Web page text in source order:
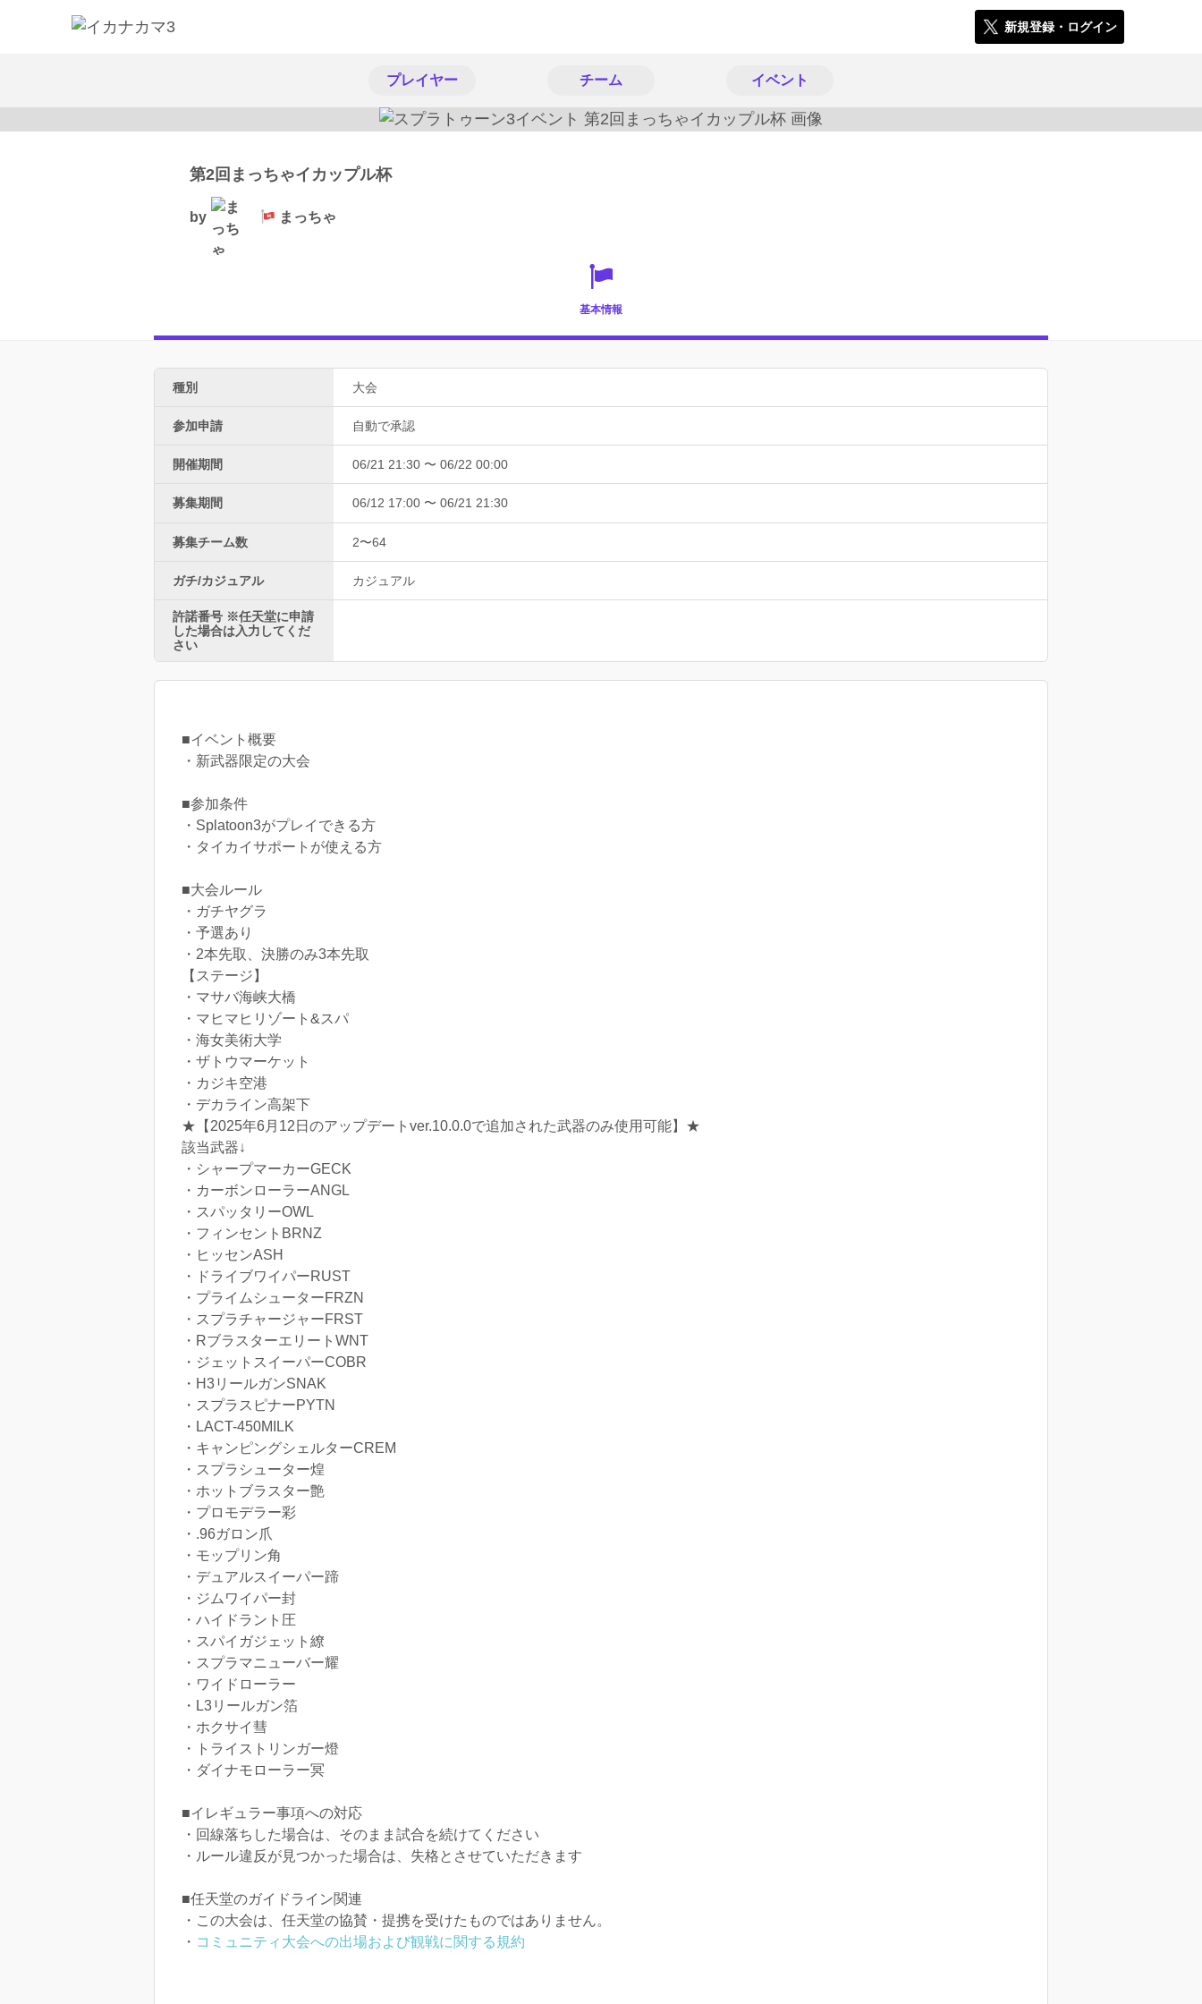
新規登録・ログイン
プレイヤー チーム イベント
第2回まっちゃイカップル杯
by まっちゃ
基本情報
種別 大会
参加申請 自動で承認
開催期間 06/21 21:30 〜 06/22 00:00
募集期間 06/12 17:00 〜 06/21 21:30
募集チーム数 2〜64
ガチ/カジュアル カジュアル
許諾番号 ※任天堂に申請
した場合は入力してくだ
さい
■イベント概要
・新武器限定の大会
■参加条件
・Splatoon3がプレイできる方
・タイカイサポートが使える方
■大会ルール
・ガチヤグラ
・予選あり
・2本先取、決勝のみ3本先取
【ステージ】
・マサバ海峡大橋
・マヒマヒリゾート&スパ
・海女美術大学
・ザトウマーケット
・カジキ空港
・デカライン高架下
★【2025年6月12日のアップデートver.10.0.0で追加された武器のみ使用可能】★
該当武器↓
・シャープマーカーGECK
・カーボンローラーANGL
・スパッタリーOWL
・フィンセントBRNZ
・ヒッセンASH
・ドライブワイパーRUST
・プライムシューターFRZN
・スプラチャージャーFRST
・RブラスターエリートWNT
・ジェットスイーパーCOBR
・H3リールガンSNAK
・スプラスピナーPYTN
・LACT-450MILK
・キャンピングシェルターCREM
・スプラシューター煌
・ホットブラスター艶
・プロモデラー彩
・.96ガロン爪
・モップリン角
・デュアルスイーパー蹄
・ジムワイパー封
・ハイドラント圧
・スパイガジェット繚
・スプラマニューバー耀
・ワイドローラー
・L3リールガン箔
・ホクサイ彗
・トライストリンガー燈
・ダイナモローラー冥
■イレギュラー事項への対応
・回線落ちした場合は、そのまま試合を続けてください
・ルール違反が見つかった場合は、失格とさせていただきます
■任天堂のガイドライン関連
・この大会は、任天堂の協賛・提携を受けたものではありません。
・ コミュニティ大会への出場および観戦に関する規約